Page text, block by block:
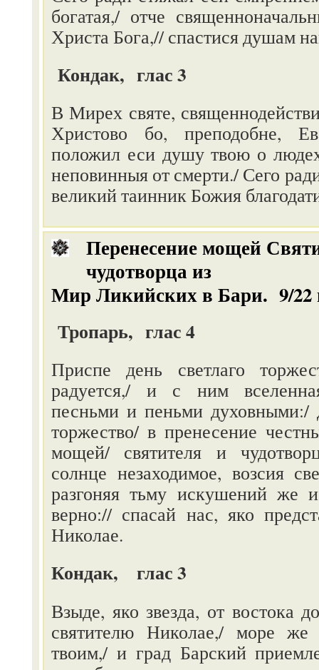
богатая,/ отче
Христа Бога,// спастися душам
Кондак, глас 3
В Мирех святе,
Христово бо, преподобне,
положил еси душу твою о
неповинныя от смерти./ Сего
великий таинник Божия
Перенесение мощей
чудотворца из
Мир Ликийских в Бари. 9/
Тропарь, глас 4
Приспе день светлаго
радуется,/ и с ним
песньми и пеньми духовными:/
торжество/ в пренесение
мощей/ святителя и
солнце незаходимое, возсия
разгоняя тьму искушений же
верно:// спасай нас, яко
Николае.
Кондак, глас 3
Взыде, яко звезда, от востока
святителю Николае,/ море же
твоим,/ и град Барский